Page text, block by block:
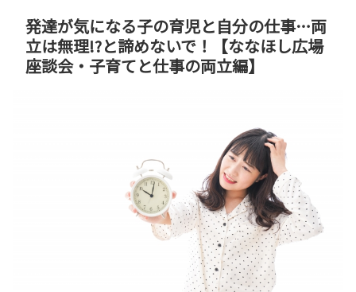
発達が気になる子の育児と自分の仕事…両
立は無理!?と諦めないで！【ななほし広場
座談会・子育てと仕事の両立編】